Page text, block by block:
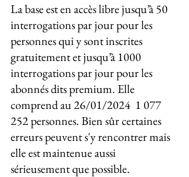
La base est en accès libre jusqu’à 50
interrogations par jour pour les
personnes qui y sont inscrites
gratuitement et jusqu’à 1000
interrogations par jour pour les
abonnés dits premium. Elle
comprend au 26/01/2024  1 077
252 personnes. Bien sûr certaines
erreurs peuvent s'y rencontrer mais
elle est maintenue aussi
sérieusement que possible.